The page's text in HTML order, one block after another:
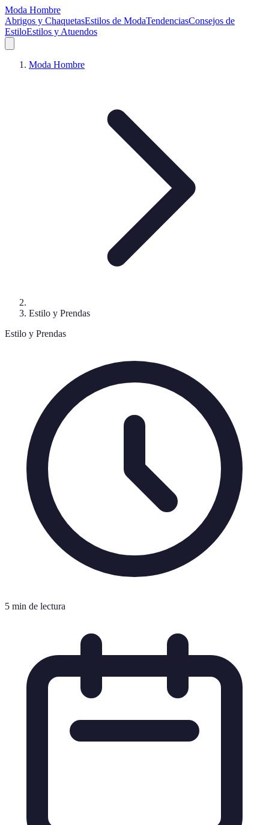
Moda Hombre
Abrigos y ChaquetasEstilos de ModaTendenciasConsejos de
EstiloEstilos y Atuendos
Moda Hombre
Estilo y Prendas
Estilo y Prendas
5 min de lectura